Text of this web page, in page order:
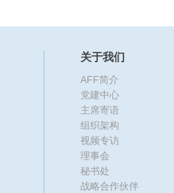
关于我们
AFF简介
党建中心
主席寄语
组织架构
视频专访
理事会
秘书处
战略合作伙伴